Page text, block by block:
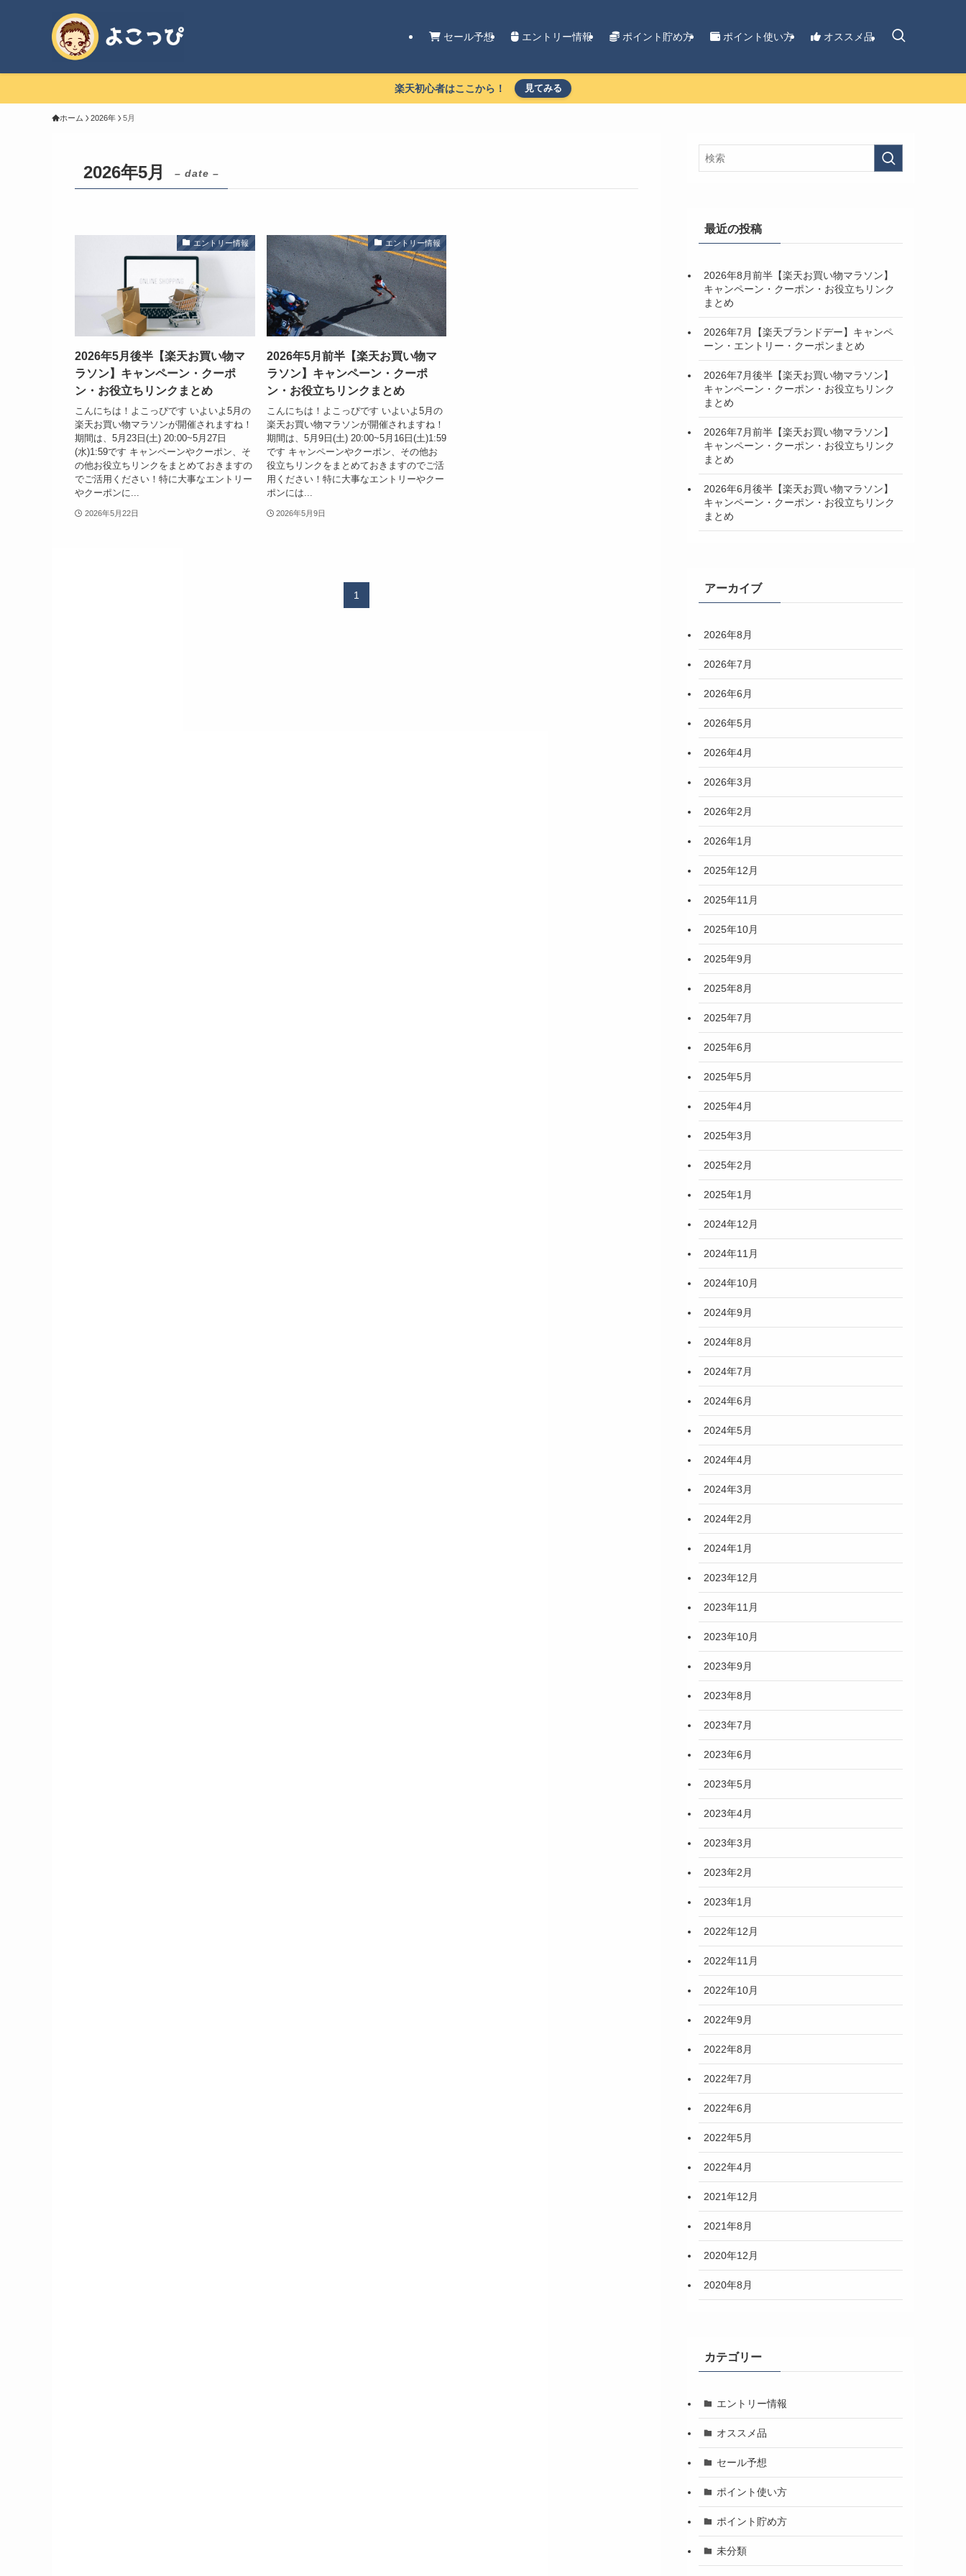
セール予想 エントリー情報 ポイント貯め方 ポイント使い方 オススメ品
楽天初心者はここから！ 見てみる
ホーム 2026年 5月
2026年5月 – date –
エントリー情報
2026年5月後半【楽天お買い物マ
ラソン】キャンペーン・クーポ
ン・お役立ちリンクまとめ
こんにちは！よこっぴです いよいよ5月の
楽天お買い物マラソンが開催されますね！
期間は、5月23日(土) 20:00~5月27日
(水)1:59です キャンペーンやクーポン、そ
の他お役立ちリンクをまとめておきますの
でご活用ください！特に大事なエントリー
やクーポンに...
2026年5月22日
エントリー情報
2026年5月前半【楽天お買い物マ
ラソン】キャンペーン・クーポ
ン・お役立ちリンクまとめ
こんにちは！よこっぴです いよいよ5月の
楽天お買い物マラソンが開催されますね！
期間は、5月9日(土) 20:00~5月16日(土)1:59
です キャンペーンやクーポン、その他お
役立ちリンクをまとめておきますのでご活
用ください！特に大事なエントリーやクー
ポンには...
2026年5月9日
1
最近の投稿
2026年8月前半【楽天お買い物マラソン】
キャンペーン・クーポン・お役立ちリンク
まとめ
2026年7月【楽天ブランドデー】キャンペ
ーン・エントリー・クーポンまとめ
2026年7月後半【楽天お買い物マラソン】
キャンペーン・クーポン・お役立ちリンク
まとめ
2026年7月前半【楽天お買い物マラソン】
キャンペーン・クーポン・お役立ちリンク
まとめ
2026年6月後半【楽天お買い物マラソン】
キャンペーン・クーポン・お役立ちリンク
まとめ
アーカイブ
2026年8月
2026年7月
2026年6月
2026年5月
2026年4月
2026年3月
2026年2月
2026年1月
2025年12月
2025年11月
2025年10月
2025年9月
2025年8月
2025年7月
2025年6月
2025年5月
2025年4月
2025年3月
2025年2月
2025年1月
2024年12月
2024年11月
2024年10月
2024年9月
2024年8月
2024年7月
2024年6月
2024年5月
2024年4月
2024年3月
2024年2月
2024年1月
2023年12月
2023年11月
2023年10月
2023年9月
2023年8月
2023年7月
2023年6月
2023年5月
2023年4月
2023年3月
2023年2月
2023年1月
2022年12月
2022年11月
2022年10月
2022年9月
2022年8月
2022年7月
2022年6月
2022年5月
2022年4月
2021年12月
2021年8月
2020年12月
2020年8月
カテゴリー
エントリー情報
オススメ品
セール予想
ポイント使い方
ポイント貯め方
未分類